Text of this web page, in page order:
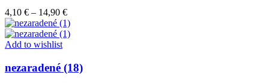
4,10 € – 14,90 €Price
range:
4,10 €
Add to wishlist
nezaradené (18)